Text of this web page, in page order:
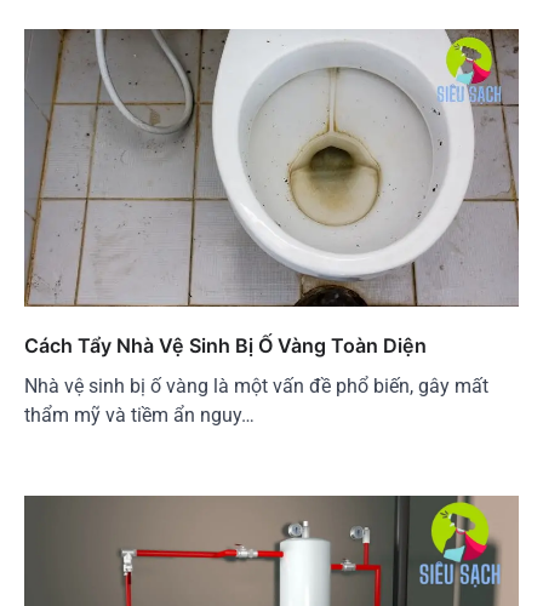
Cách Tẩy Nhà Vệ Sinh Bị Ố Vàng Toàn Diện
Nhà vệ sinh bị ố vàng là một vấn đề phổ biến, gây mất
thẩm mỹ và tiềm ẩn nguy…